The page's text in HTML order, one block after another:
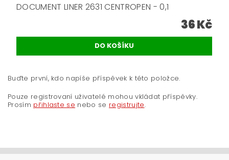
DOCUMENT LINER 2631 CENTROPEN - 0,1
36 Kč
Buďte první, kdo napíše příspěvek k této položce.
Pouze registrovaní uživatelé mohou vkládat příspěvky.
Prosím přihlaste se nebo se registrujte.